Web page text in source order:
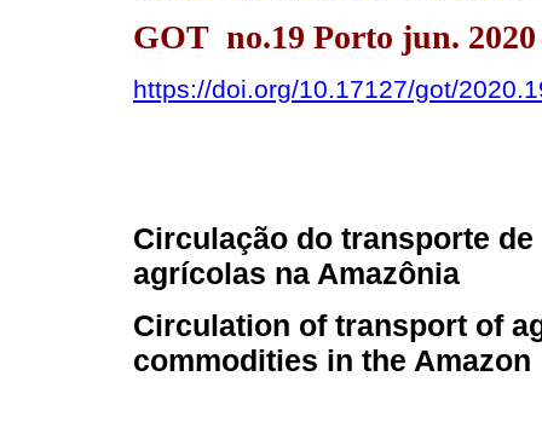
GOT no.19 Porto jun. 2020
https://doi.org/10.17127/got/
Circulação do transporte
agrícolas na Amazônia
Circulation of transport of
commodities in the Amazon